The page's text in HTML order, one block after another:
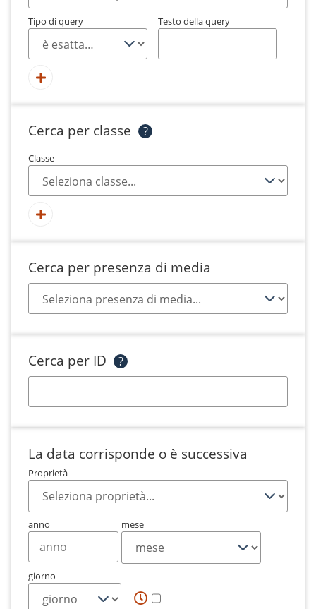
Tipo di query Testo della query
Cerca per classe ?
Classe
Cerca per presenza di media
Cerca per ID ?
La data corrisponde o è successiva
Proprietà
anno mese
giorno